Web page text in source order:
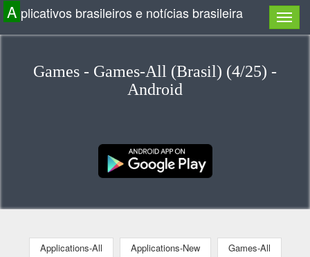
A plicativos brasileiros e notícias brasileira
Games - Games-All (Brasil) (4/25) -
Android
Applications-All Applications-New
Games-All